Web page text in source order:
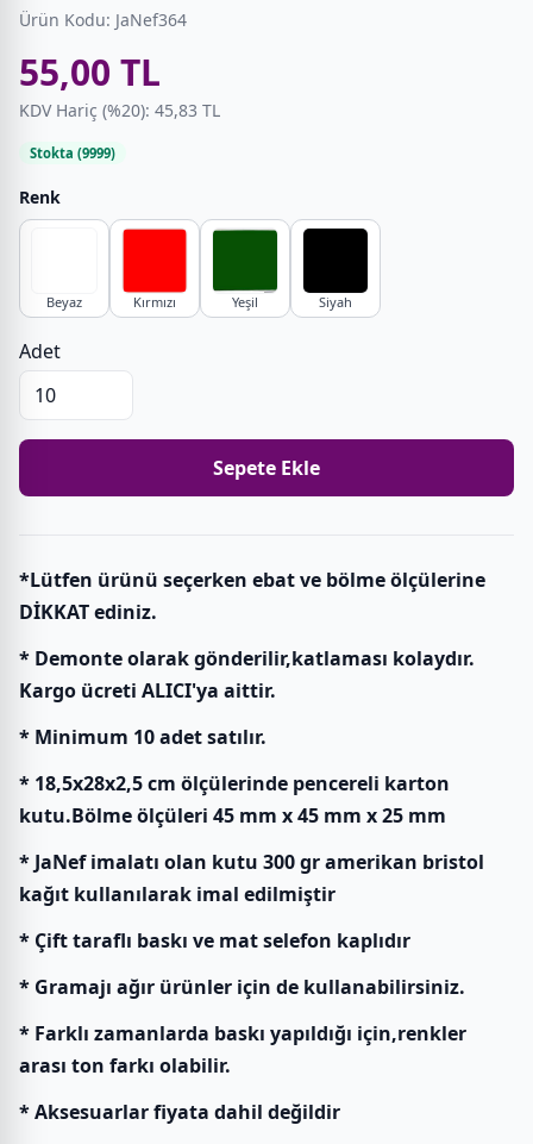
Ürün Kodu: JaNef364
55,00 TL
KDV Hariç (%20): 45,83 TL
Stokta (9999)
Renk
Beyaz Kırmızı Yeşil Siyah
Adet
Sepete Ekle
*Lütfen ürünü seçerken ebat ve bölme ölçülerine
DİKKAT ediniz.
* Demonte olarak gönderilir,katlaması kolaydır.
Kargo ücreti ALICI'ya aittir.
* Minimum 10 adet satılır.
* 18,5x28x2,5 cm ölçülerinde pencereli karton
kutu.Bölme ölçüleri 45 mm x 45 mm x 25 mm
* JaNef imalatı olan kutu 300 gr amerikan bristol
kağıt kullanılarak imal edilmiştir
* Çift taraflı baskı ve mat selefon kaplıdır
* Gramajı ağır ürünler için de kullanabilirsiniz.
* Farklı zamanlarda baskı yapıldığı için,renkler
arası ton farkı olabilir.
* Aksesuarlar fiyata dahil değildir